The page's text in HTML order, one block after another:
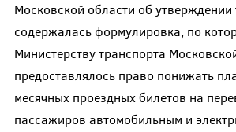
Московской области об
содержалась формулировка, по
Министерству транспорта
предоставлялось право понижать
месячных проездных билетов на
пассажиров автомобильным и